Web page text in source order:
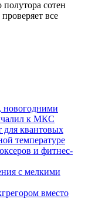
сотен
все
новогодними
к МКС
для квантовых
температуре
и фитнес-
с мелкими
вместо